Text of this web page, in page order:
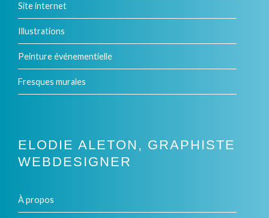
Site internet
Illustrations
Peinture événementielle
Fresques murales
ELODIE ALETON, GRAPHISTE
WEBDESIGNER
À propos